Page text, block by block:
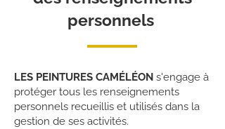
personnels
LES PEINTURES CAMÉLÉON s'engage à
protéger tous les renseignements
personnels recueillis et utilisés dans la
gestion de ses activités.